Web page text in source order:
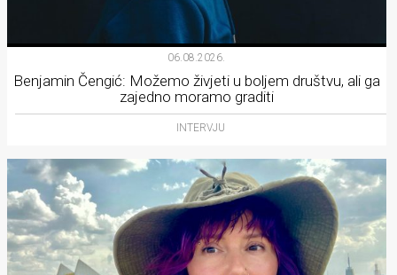
06.08.2026.
Benjamin Čengić: Možemo živjeti u boljem društvu, ali ga
zajedno moramo graditi
INTERVJU